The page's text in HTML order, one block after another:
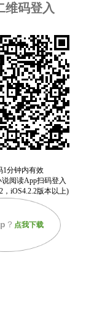
维码登入
？ 点我下载